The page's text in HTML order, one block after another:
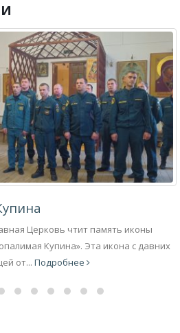
Церковь чтит память иконы
Купина». Эта икона с давних
от... Подробнее